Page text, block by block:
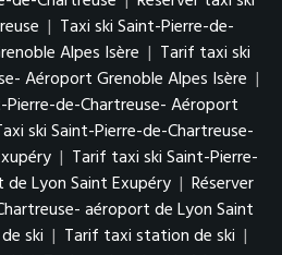
| Taxi ski Saint-Pierre-de-
Alpes Isère | Tarif taxi ski
Aéroport Grenoble Alpes Isère |
Pierre-de-Chartreuse- Aéroport
ski Saint-Pierre-de-Chartreuse-
| Tarif taxi ski Saint-Pierre-
Lyon Saint Exupéry | Réserver
aéroport de Lyon Saint
ski | Tarif taxi station de ski |